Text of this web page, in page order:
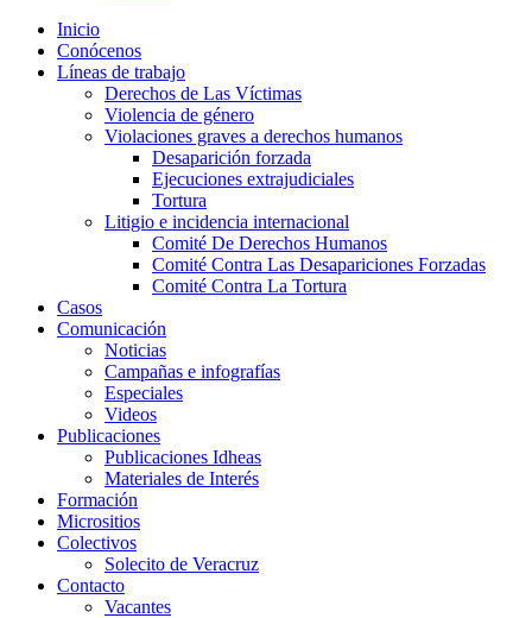
Inicio
Conócenos
Líneas de trabajo
Derechos de Las Víctimas
Violencia de género
Violaciones graves a derechos humanos
Desaparición forzada​
Ejecuciones extrajudiciales
Tortura
Litigio e incidencia internacional
Comité De Derechos Humanos​
Comité Contra Las Desapariciones Forzadas
Comité Contra La Tortura​
Casos
Comunicación
Noticias
Campañas e infografías
Especiales
Videos
Publicaciones
Publicaciones Idheas
Materiales de Interés
Formación
Micrositios
Colectivos
Solecito de Veracruz
Contacto
Vacantes